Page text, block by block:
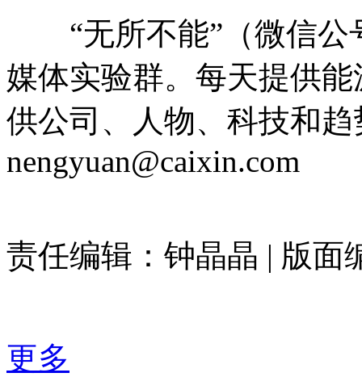
“无所不能”（微信公
媒体实验群。每天提供
供公司、人物、科技和
nengyuan@caixin.com
责任编辑：钟晶晶 | 版面
更多